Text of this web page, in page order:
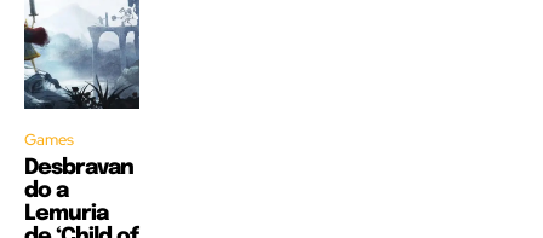
Games
Desbravan
do a
Lemuria